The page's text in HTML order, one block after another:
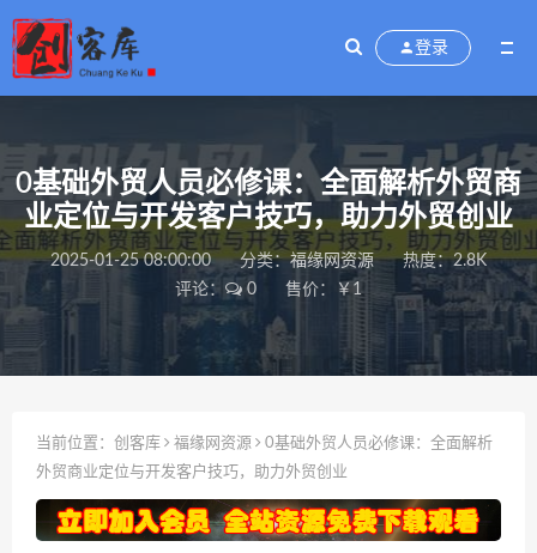
登录
0基础外贸人员必修课：全面解析外贸商
业定位与开发客户技巧，助力外贸创业
2025-01-25 08:00:00 分类：福缘网资源
热度：2.8K
评论：
0 售价：￥1
当前位置： 创客库 福缘网资源
0基础外贸人员必修课：全面解析
外贸商业定位与开发客户技巧，助力外贸创业